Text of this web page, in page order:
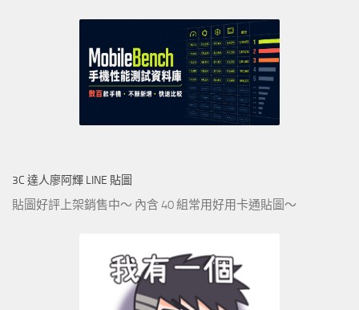
3C 達人廖阿輝 LINE 貼圖
貼圖好評上架銷售中～ 內含 40 組常用好用卡通貼圖～